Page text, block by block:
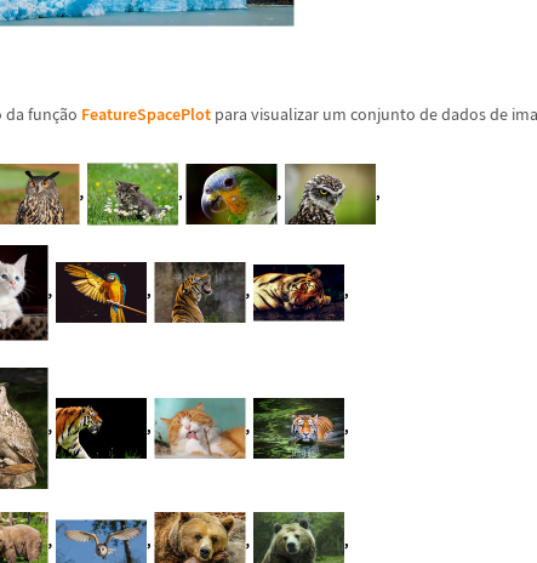
da função FeatureSpacePlot para visualizar um conjunto de dados de